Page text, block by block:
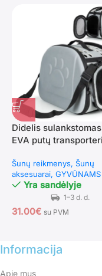
Didelis
EVA putų
Šunų reikmenys Šunų
aksesuarai GYVŪNAMS
Yra sandėlyje
31.00€ su PVM
Informacija
Apie mus